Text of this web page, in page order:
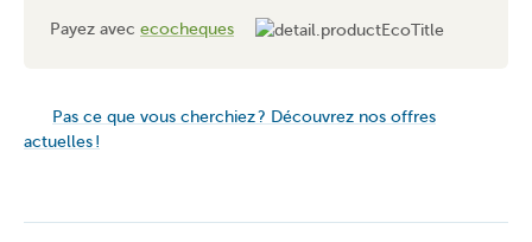
Payez avec ecocheques
Pas ce que vous cherchiez ? Découvrez nos offres
actuelles !